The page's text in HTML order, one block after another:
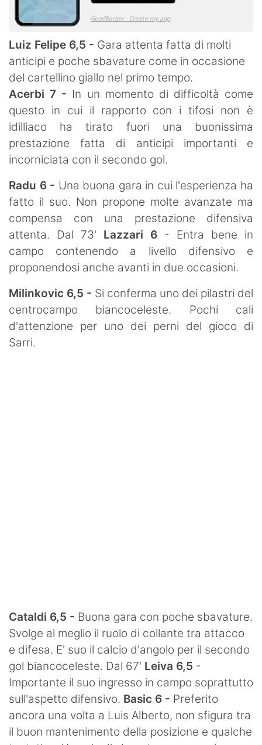
Luiz Felipe 6,5 - Gara attenta fatta di molti
anticipi e poche sbavature come in occasione
del cartellino giallo nel primo tempo.
Acerbi 7 - In un momento di difficoltà come
questo in cui il rapporto con i tifosi non è
idilliaco ha tirato fuori una buonissima
prestazione fatta di anticipi importanti e
incorniciata con il secondo gol.
Radu 6 - Una buona gara in cui l'esperienza ha
fatto il suo. Non propone molte avanzate ma
compensa con una prestazione difensiva
attenta. Dal 73' Lazzari 6 - Entra bene in
campo contenendo a livello difensivo e
proponendosi anche avanti in due occasioni.
Milinkovic 6,5 - Si conferma uno dei pilastri del
centrocampo biancoceleste. Pochi cali
d'attenzione per uno dei perni del gioco di
Sarri.
Cataldi 6,5 - Buona gara con poche sbavature.
Svolge al meglio il ruolo di collante tra attacco
e difesa. E' suo il calcio d'angolo per il secondo
gol biancoceleste. Dal 67' Leiva 6,5 -
Importante il suo ingresso in campo soprattutto
sull'aspetto difensivo. Basic 6 - Preferito
ancora una volta a Luis Alberto, non sfigura tra
il buon mantenimento della posizione e qualche